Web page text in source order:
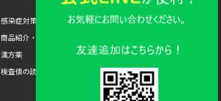
感染症対策
商品紹介・比較
漢方薬
検査値の読み方